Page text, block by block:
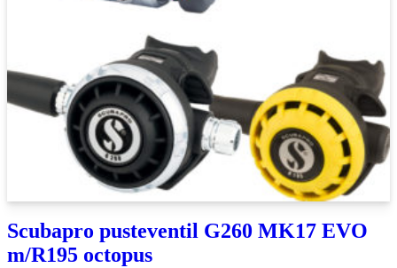
Scubapro pusteventil G260 MK17 EVO
m/R195 octopus